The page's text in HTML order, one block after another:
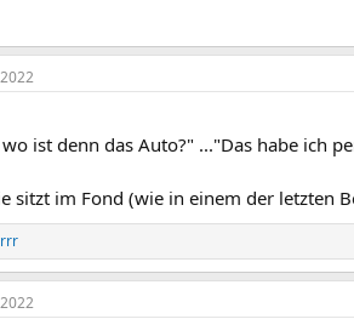
ist denn das Auto?" ..."Das habe ich
sitzt im Fond (wie in einem der letzten